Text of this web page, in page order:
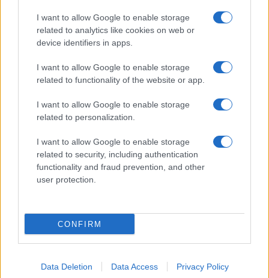
I want to allow Google to enable storage
related to analytics like cookies on web or
device identifiers in apps.
I want to allow Google to enable storage
related to functionality of the website or app.
I want to allow Google to enable storage
related to personalization.
I want to allow Google to enable storage
related to security, including authentication
functionality and fraud prevention, and other
user protection.
CONFIRM
Data Deletion Data Access Privacy Policy
CHI SIAMO CONTATTI PUBBLICITÀ LAVORA CON NOI
OTTO CHANNEL
Iscritto al Registro degli Operatori di Comunicazione n. 37512
© Riproduzione Riservata – Ne è consentita esclusivamente una
riproduzione parziale con citazione della fonte corretta